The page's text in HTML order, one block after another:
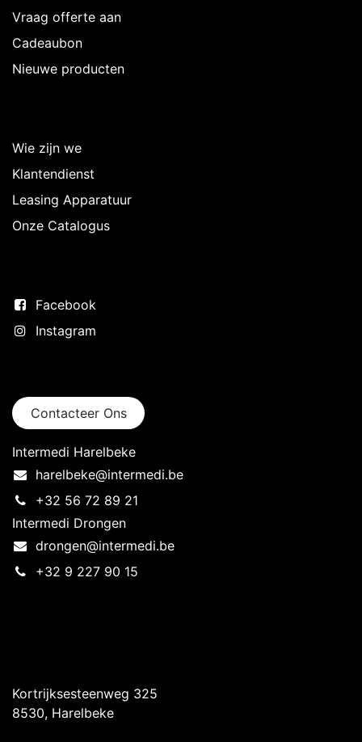
Vraag offerte aan
Cadeaubon
Nieuwe producten
Wie zijn we
Klantendienst
Leasing Apparatuur
Onze Catalogus
Facebook
Instagram
Contacteer Ons
Intermedi Harelbeke
harelbeke@intermedi.be
+32 56 72 89 21
Intermedi Drongen
drongen@intermedi.be
+32 9 227 90 15
Kortrijksesteenweg 325
8530, Harelbeke